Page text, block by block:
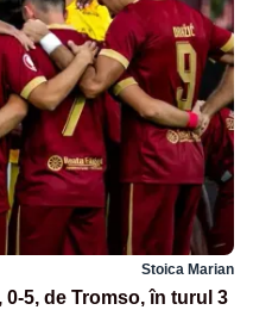
Stoica Marian
5, de Tromso, în turul 3